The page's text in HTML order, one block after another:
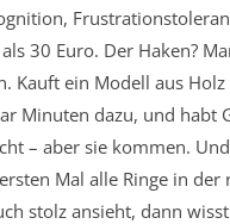
30 Euro. Der Haken?
Kauft ein Modell aus
Minuten dazu, und habt
– aber sie kommen.
Mal alle Ringe in der
stolz ansieht, dann